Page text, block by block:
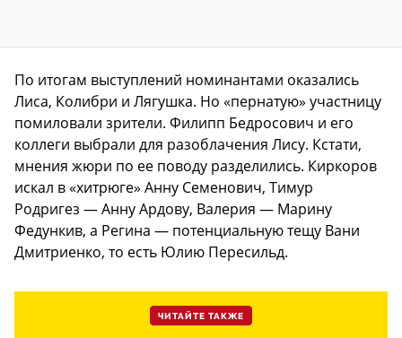
По итогам выступлений номинантами оказались
Лиса, Колибри и Лягушка. Но «пернатую» участницу
помиловали зрители. Филипп Бедросович и его
коллеги выбрали для разоблачения Лису. Кстати,
мнения жюри по ее поводу разделились. Киркоров
искал в «хитрюге» Анну Семенович, Тимур
Родригез — Анну Ардову, Валерия — Марину
Федункив, а Регина — потенциальную тещу Вани
Дмитриенко, то есть Юлию Пересильд.
ЧИТАЙТЕ ТАКЖЕ